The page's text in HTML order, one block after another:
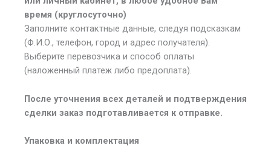
время (круглосуточно)
Заполните контактные данные, следуя подсказкам
(Ф.И.О., телефон, город и адрес получателя).
Выберите перевозчика и способ оплаты
(наложенный платеж либо предоплата).
После уточнения всех деталей и подтверждения
сделки заказ подготавливается к отправке.
Упаковка и комплектация